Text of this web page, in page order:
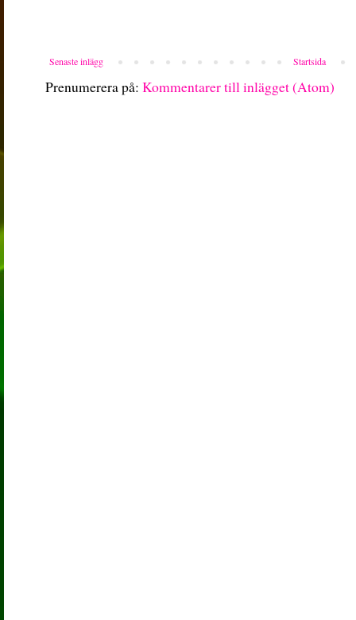
Senaste inlägg Startsida
Prenumerera på: Kommentarer till inlägget (Atom)